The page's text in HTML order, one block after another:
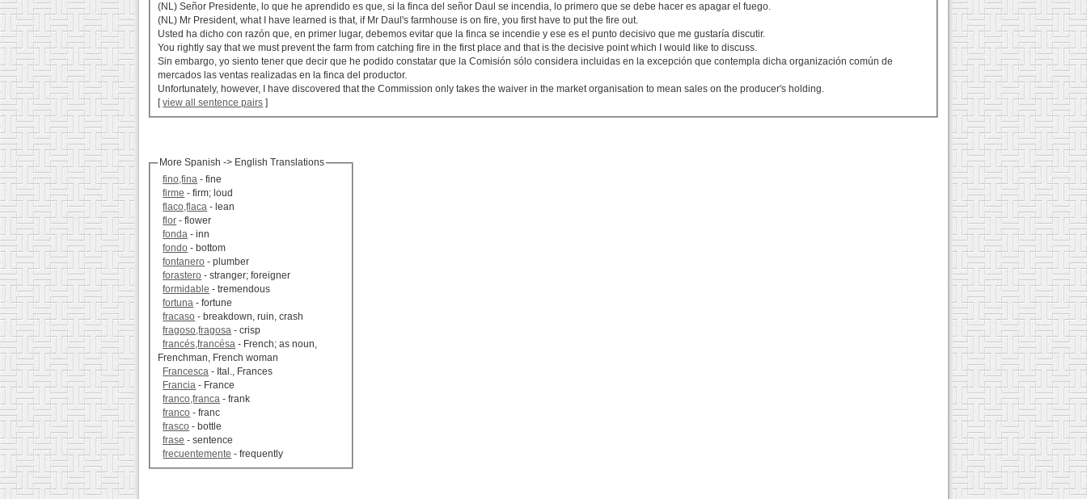
(NL) Señor Presidente, lo que he aprendido es que, si la finca del señor Daul se incendia, lo primero que se debe hacer es apagar el fuego.
(NL) Mr President, what I have learned is that, if Mr Daul's farmhouse is on fire, you first have to put the fire out.
Usted ha dicho con razón que, en primer lugar, debemos evitar que la finca se incendie y ese es el punto decisivo que me gustaría discutir.
You rightly say that we must prevent the farm from catching fire in the first place and that is the decisive point which I would like to discuss.
Sin embargo, yo siento tener que decir que he podido constatar que la Comisión sólo considera incluidas en la excepción que contempla dicha organización común de
mercados las ventas realizadas en la finca del productor.
Unfortunately, however, I have discovered that the Commission only takes the waiver in the market organisation to mean sales on the producer's holding.
[view all sentence pairs ]
More Spanish -> English Translations
fino,fina - fine
firme - firm; loud
flaco,flaca - lean
flor - flower
fonda - inn
fondo - bottom
fontanero - plumber
forastero - stranger; foreigner
formidable - tremendous
fortuna - fortune
fracaso - breakdown, ruin, crash
fragoso,fragosa - crisp
francés,francésa - French; as noun,
Frenchman, French woman
Francesca - Ital., Frances
Francia - France
franco,franca - frank
franco - franc
frasco - bottle
frase - sentence
frecuentemente - frequently